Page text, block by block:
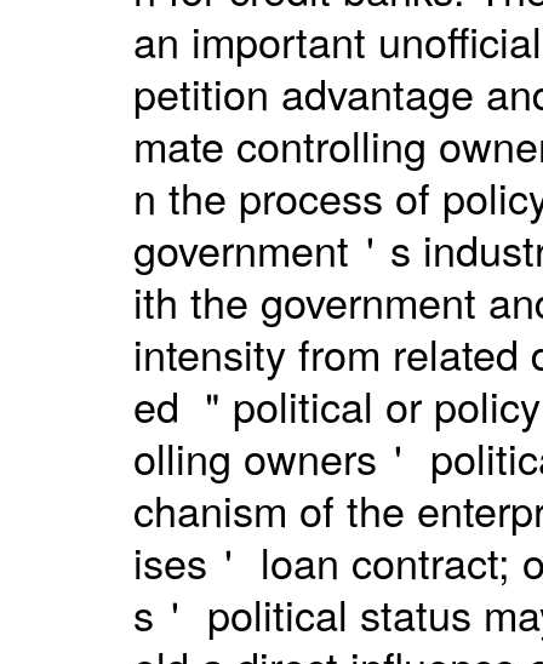
an important
petition advantage
mate controlling
n the process of
government＇s
ith the government
intensity from related
ed ＂political or
olling owners＇
chanism of the
ises＇ loan contract;
s＇ political status